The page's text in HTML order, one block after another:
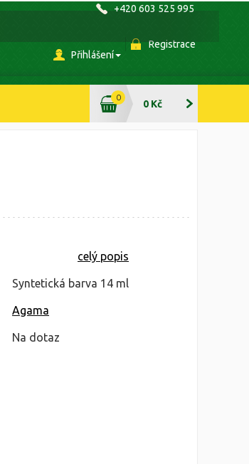
+420 603 525 995
Přihlášení
Registrace
0
0 Kč
celý popis
Syntetická barva 14 ml
Agama
Na dotaz